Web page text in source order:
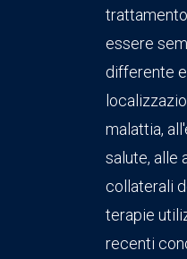
essere
differente
malattia,
salute, alle
collaterali
terapie
recenti